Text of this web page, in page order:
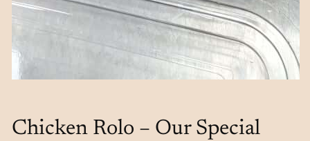
Chicken Rolo – Our Special